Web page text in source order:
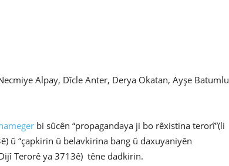
Alpay, Dîcle Anter, Derya Okatan, Ayşe Batumlu
bi sûcên “propagandaya ji bo rêxistina terorî”(li
û “çapkirin û belavkirina bang û daxuyaniyên
Terorê ya 3713ê) têne dadkirin.